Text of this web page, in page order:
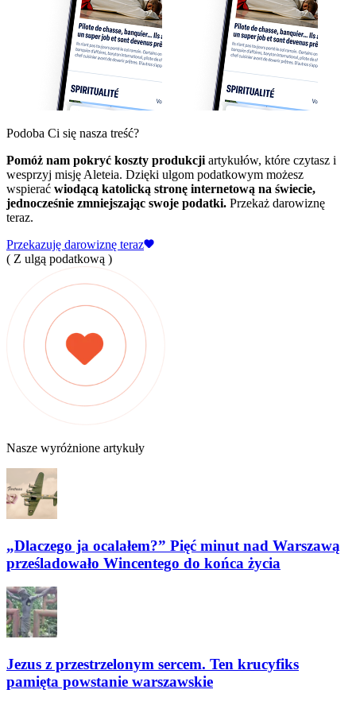
Podoba Ci się nasza treść?
Pomóż nam pokryć koszty produkcji artykułów, które czytasz i
wesprzyj misję Aleteia. Dzięki ulgom podatkowym możesz
wspierać wiodącą katolicką stronę internetową na świecie,
jednocześnie zmniejszając swoje podatki. Przekaż darowiznę
teraz.
Przekazuję darowiznę teraz
( Z ulgą podatkową )
Nasze wyróżnione artykuły
„Dlaczego ja ocalałem?” Pięć minut nad Warszawą
prześladowało Wincentego do końca życia
Jezus z przestrzelonym sercem. Ten krucyfiks
pamięta powstanie warszawskie